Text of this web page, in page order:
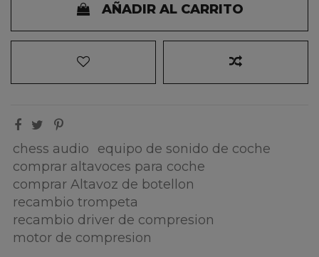
AÑADIR AL CARRITO
chess audio
equipo de sonido de coche
comprar altavoces para coche
comprar Altavoz de botellon
recambio trompeta
recambio driver de compresion
motor de compresion